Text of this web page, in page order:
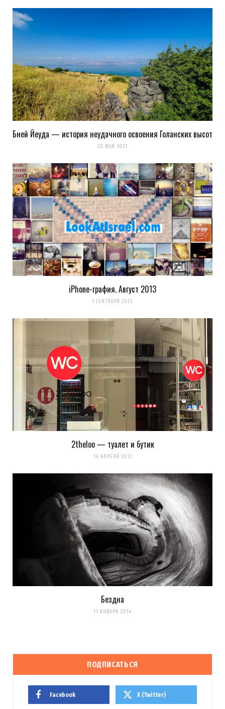
Бней Йеуда — история неудачного освоения Голанских высот
20 МАЯ 2021
iPhone-графия. Август 2013
1 СЕНТЯБРЯ 2013
2theloo — туалет и бутик
14 АПРЕЛЯ 2012
Бездна
11 ЯНВАРЯ 2014
ПОДПИСАТЬСЯ
Facebook X (Twitter)